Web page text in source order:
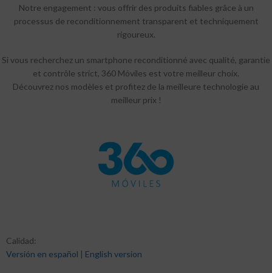
Notre engagement : vous offrir des produits fiables grâce à un
processus de reconditionnement transparent et techniquement
rigoureux.
Si vous recherchez un smartphone reconditionné avec qualité, garantie
et contrôle strict, 360 Móviles est votre meilleur choix.
Découvrez nos modèles et profitez de la meilleure technologie au
meilleur prix !
Calidad:
Versión en español | English version